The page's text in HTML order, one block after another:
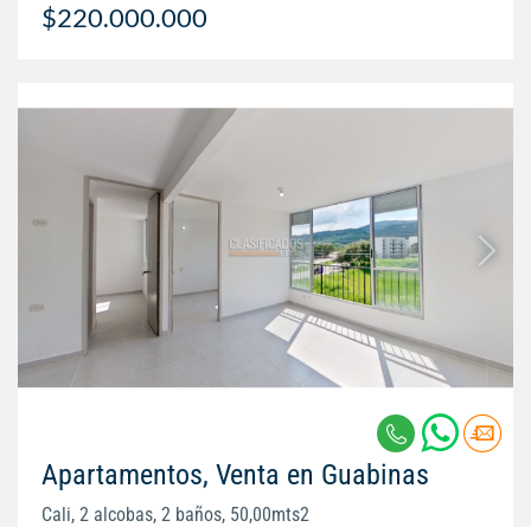
$220.000.000
Apartamentos, Venta en Guabinas
Cali, 2 alcobas, 2 baños, 50,00mts2